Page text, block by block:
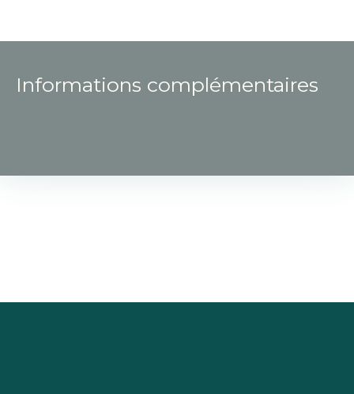
Informations complémentaires